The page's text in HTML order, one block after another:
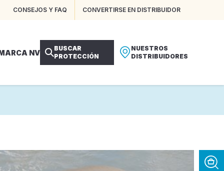
CONSEJOS Y FAQ CONVERTIRSE EN DISTRIBUIDOR
NV
BUSCAR
PROTECCIÓN
NUESTROS
DISTRIBUIDORES